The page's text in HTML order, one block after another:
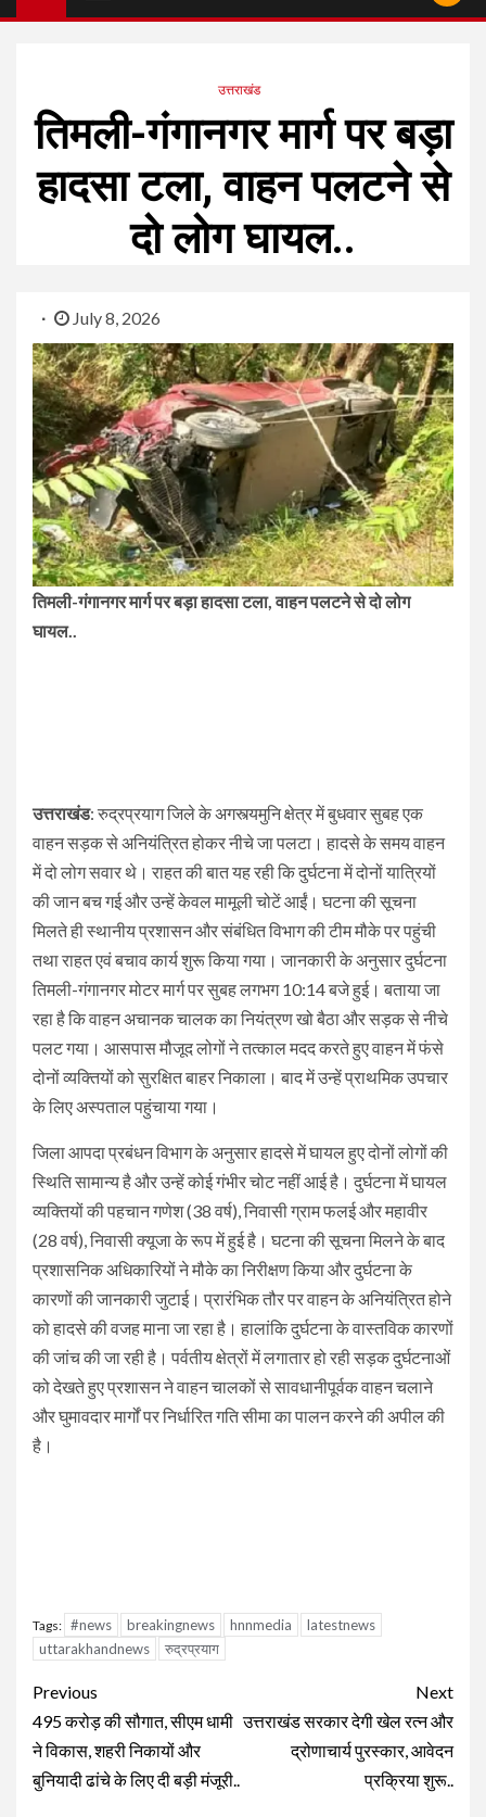
उत्तराखंड
तिमली-गंगानगर मार्ग पर बड़ा
हादसा टला, वाहन पलटने से
दो लोग घायल..
July 8, 2026
तिमली-गंगानगर मार्ग पर बड़ा हादसा टला, वाहन पलटने से दो लोग
घायल..
उत्तराखंड: रुद्रप्रयाग जिले के अगस्त्यमुनि क्षेत्र में बुधवार सुबह एक
वाहन सड़क से अनियंत्रित होकर नीचे जा पलटा। हादसे के समय वाहन
में दो लोग सवार थे। राहत की बात यह रही कि दुर्घटना में दोनों यात्रियों
की जान बच गई और उन्हें केवल मामूली चोटें आईं। घटना की सूचना
मिलते ही स्थानीय प्रशासन और संबंधित विभाग की टीम मौके पर पहुंची
तथा राहत एवं बचाव कार्य शुरू किया गया। जानकारी के अनुसार दुर्घटना
तिमली-गंगानगर मोटर मार्ग पर सुबह लगभग 10:14 बजे हुई। बताया जा
रहा है कि वाहन अचानक चालक का नियंत्रण खो बैठा और सड़क से नीचे
पलट गया। आसपास मौजूद लोगों ने तत्काल मदद करते हुए वाहन में फंसे
दोनों व्यक्तियों को सुरक्षित बाहर निकाला। बाद में उन्हें प्राथमिक उपचार
के लिए अस्पताल पहुंचाया गया।
जिला आपदा प्रबंधन विभाग के अनुसार हादसे में घायल हुए दोनों लोगों की
स्थिति सामान्य है और उन्हें कोई गंभीर चोट नहीं आई है। दुर्घटना में घायल
व्यक्तियों की पहचान गणेश (38 वर्ष), निवासी ग्राम फलई और महावीर
(28 वर्ष), निवासी क्यूजा के रूप में हुई है। घटना की सूचना मिलने के बाद
प्रशासनिक अधिकारियों ने मौके का निरीक्षण किया और दुर्घटना के
कारणों की जानकारी जुटाई। प्रारंभिक तौर पर वाहन के अनियंत्रित होने
को हादसे की वजह माना जा रहा है। हालांकि दुर्घटना के वास्तविक कारणों
की जांच की जा रही है। पर्वतीय क्षेत्रों में लगातार हो रही सड़क दुर्घटनाओं
को देखते हुए प्रशासन ने वाहन चालकों से सावधानीपूर्वक वाहन चलाने
और घुमावदार मार्गों पर निर्धारित गति सीमा का पालन करने की अपील की
है।
Tags: #news breakingnews hnnmedia
latestnews
uttarakhandnews
रुद्रप्रयाग
Continue
Reading
Previous
495 करोड़ की सौगात, सीएम धामी
ने विकास, शहरी निकायों और
बुनियादी ढांचे के लिए दी बड़ी मंजूरी..
Next
उत्तराखंड सरकार देगी खेल रत्न और
द्रोणाचार्य पुरस्कार, आवेदन
प्रक्रिया शुरू..